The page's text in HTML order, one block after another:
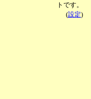
トです。
(設定)